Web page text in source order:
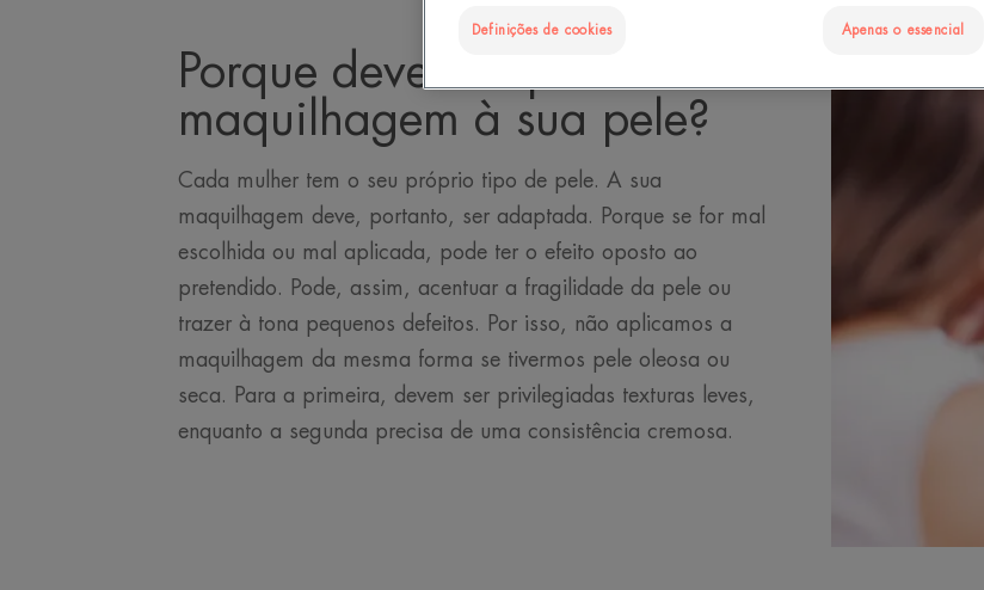
Porque deve adaptar a
maquilhagem à sua pele?
Cada mulher tem o seu próprio tipo de pele. A sua
maquilhagem deve, portanto, ser adaptada. Porque se for mal
escolhida ou mal aplicada, pode ter o efeito oposto ao
pretendido. Pode, assim, acentuar a fragilidade da pele ou
trazer à tona pequenos defeitos. Por isso, não aplicamos a
maquilhagem da mesma forma se tivermos pele oleosa ou
seca. Para a primeira, devem ser privilegiadas texturas leves,
enquanto a segunda precisa de uma consistência cremosa.
Definições de cookies Apenas o essencial